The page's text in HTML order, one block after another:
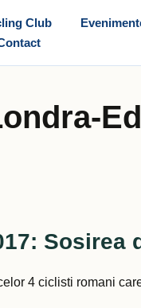
Club
Sosirea
4 ciclisti romani